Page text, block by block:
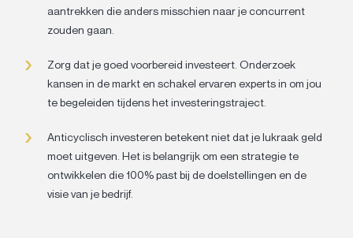
aantrekken die anders misschien naar je concurrent
zouden gaan.
Zorg dat je goed voorbereid investeert. Onderzoek
kansen in de markt en schakel ervaren experts in om jou
te begeleiden tijdens het investeringstraject.
Anticyclisch investeren betekent niet dat je lukraak geld
moet uitgeven. Het is belangrijk om een strategie te
ontwikkelen die 100% past bij de doelstellingen en de
visie van je bedrijf.